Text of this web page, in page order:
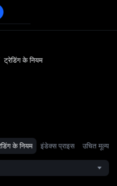
ट्रेडिंग के नियम
के नियम इंडेक्स प्राइस उचित मूल्य